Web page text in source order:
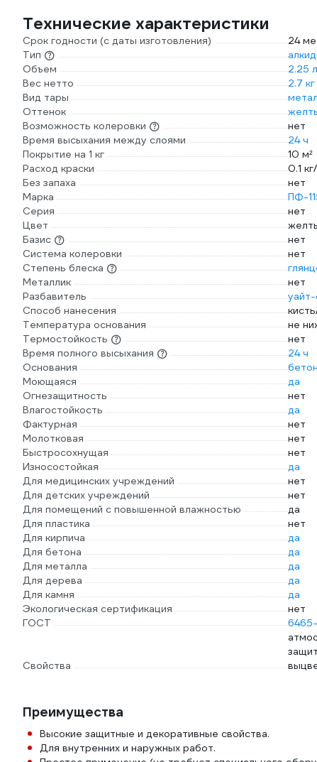
Технические характеристики
Срок годности (с даты изготовления)
24
Тип
Объем
2.25 л
Вес нетто
2.7 кг
Вид тары
Оттенок
Возможность колеровки
нет
Время высыхания между слоями
24 ч
Покрытие на 1 кг
10 м²
Расход краски
0.1
Без запаха
нет
Марка
ПФ-
Серия
нет
Цвет
Базис
нет
Система колеровки
нет
Степень блеска
Металлик
нет
Разбавитель
уайт-
Способ нанесения
Температура основания
не
Термостойкость
нет
Время полного высыхания
24 ч
Основания
Моющаяся
да
Огнезащитность
нет
Влагостойкость
да
Фактурная
нет
Молотковая
нет
Быстросохнущая
нет
Износостойкая
да
Для медицинских учреждений
нет
Для детских учреждений
нет
Для помещений с повышенной влажностью
да
Для пластика
нет
Для кирпича
да
Для бетона
да
Для металла
да
Для дерева
да
Для камня
да
Экологическая сертификация
нет
ГОСТ
Свойства
Преимущества
Высокие защитные и декоративные свойства.
Для внутренних и наружных работ.